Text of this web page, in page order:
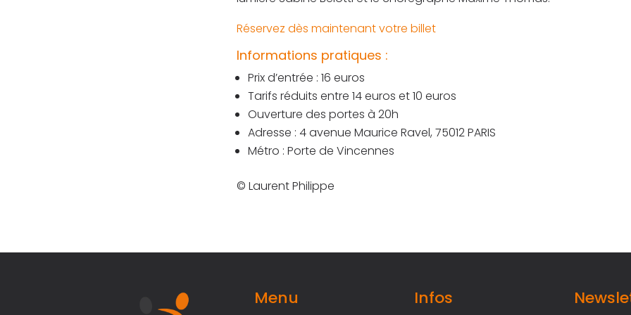
Réservez dès maintenant votre billet
Informations pratiques :
Prix d’entrée : 16 euros
Tarifs réduits entre 14 euros et 10 euros
Ouverture des portes à 20h
Adresse : 4 avenue Maurice Ravel, 75012 PARIS
Métro : Porte de Vincennes
© Laurent Philippe
Menu Infos